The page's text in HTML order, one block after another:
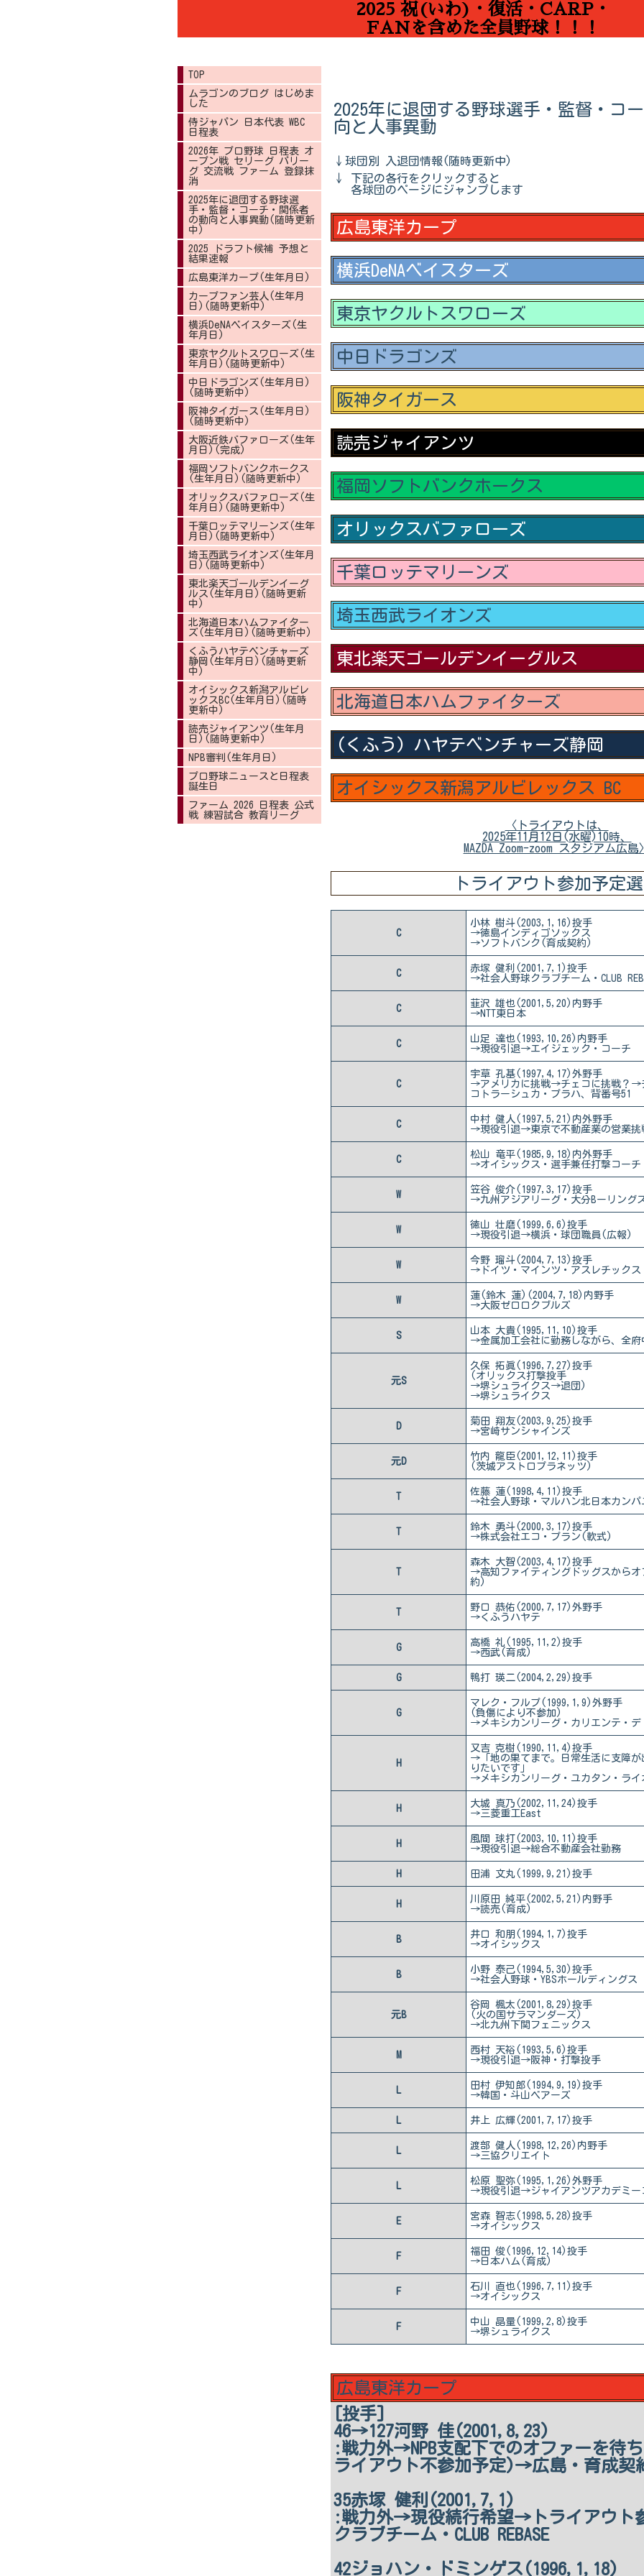
2025 祝(いわ)・復活・CARP・
FANを含めた全員野球！！！
2025年に退団する野球選手・監督・コ
向と人事異動
↓球団別 入退団情報(随時更新中)
↓ 下記の各行をクリックすると
各球団のページにジャンプします
広島東洋カープ
横浜DeNAベイスターズ
東京ヤクルトスワローズ
中日ドラゴンズ
阪神タイガース
読売ジャイアンツ
福岡ソフトバンクホークス
オリックスバファローズ
千葉ロッテマリーンズ
埼玉西武ライオンズ
東北楽天ゴールデンイーグルス
北海道日本ハムファイターズ
(くふう) ハヤテベンチャーズ静岡
オイシックス新潟アルビレックス BC
〈トライアウトは、
2025年11月12日(水曜)10時、
MAZDA Zoom-zoom スタジアム広島
トライアウト参加予定
C
小林 樹斗(2003,1,16)投手
→徳島インディゴソックス
→ソフトバンク(育成契約)
C
赤塚 健利(2001,7,1)投手
→社会人野球クラブチーム・CLUB
C
韮沢 雄也(2001,5,20)内野手
→NTT東日本
C
山足 達也(1993,10,26)内野手
→現役引退→エイジェック・コーチ
C
宇草 孔基(1997,4,17)外野手
→アメリカに挑戦→チェコに挑戦？→
コトラーシュカ・プラハ、背番号51
C
中村 健人(1997,5,21)内外野手
→現役引退→東京で不動産業の営業
C
松山 竜平(1985,9,18)内外野手
→オイシックス・選手兼任打撃コーチ
W
笠谷 俊介(1997,3,17)投手
→九州アジアリーグ・大分Bーリング
W
徳山 壮磨(1999,6,6)投手
→現役引退→横浜・球団職員(広報)
W
今野 瑠斗(2004,7,13)投手
→ドイツ・マインツ・アスレチックス
W
蓮(鈴木 蓮)(2004,7,18)内野手
→大阪ゼロロクブルズ
S
山本 大貴(1995,11,10)投手
→金属加工会社に勤務しながら、全府
元S
久保 拓眞(1996,7,27)投手
(オリックス打撃投手
→堺シュライクス→退団)
→堺シュライクス
D
菊田 翔友(2003,9,25)投手
→宮崎サンシャインズ
元D
竹内 龍臣(2001,12,11)投手
(茨城アストロプラネッツ)
T
佐藤 蓮(1998,4,11)投手
→社会人野球・マルハン北日本カン
T
鈴木 勇斗(2000,3,17)投手
→株式会社エコ・プラン(軟式)
T
森木 大智(2003,4,17)投手
→高知ファイティングドッグスから
約)
T
野口 恭佑(2000,7,17)外野手
→くふうハヤテ
G
高橋 礼(1995,11,2)投手
→西武(育成)
G 鴨打 瑛二(2004,2,29)投手
G
マレク・フルプ(1999,1,9)外野手
(負傷により不参加)
→メキシカンリーグ・カリエンテ・デ
H
又吉 克樹(1990,11,4)投手
→「地の果てまで。日常生活に支障
りたいです」
→メキシカンリーグ・ユカタン・ライ
H
大城 真乃(2002,11,24)投手
→三菱重工East
H
風間 球打(2003,10,11)投手
→現役引退→総合不動産会社勤務
H 田浦 文丸(1999,9,21)投手
H
川原田 純平(2002,5,21)内野手
→読売(育成)
B
井口 和朋(1994,1,7)投手
→オイシックス
B
小野 泰己(1994,5,30)投手
→社会人野球・YBSホールディングス
元B
谷岡 楓太(2001,8,29)投手
(火の国サラマンダーズ)
→北九州下関フェニックス
M
西村 天裕(1993,5,6)投手
→現役引退→阪神・打撃投手
L
田村 伊知郎(1994,9,19)投手
→韓国・斗山ベアーズ
L 井上 広輝(2001,7,17)投手
L
渡部 健人(1998,12,26)内野手
→三協クリエイト
L
松原 聖弥(1995,1,26)外野手
→現役引退→ジャイアンツアカデミー
E
宮森 智志(1998,5,28)投手
→オイシックス
F
福田 俊(1996,12,14)投手
→日本ハム(育成)
F
石川 直也(1996,7,11)投手
→オイシックス
F
中山 晶量(1999,2,8)投手
→堺シュライクス
広島東洋カープ
[投手]
46→127河野 佳(2001,8,23)
:戦力外→NPB支配下でのオファーを待
ライアウト不参加予定)→広島・育成契
35赤塚 健利(2001,7,1)
:戦力外→現役続行希望→トライアウト
クラブチーム・CLUB REBASE
42ジョハン・ドミンゲス(1996,1,18)
TOP
ムラゴンのブログ はじめま
した
侍ジャパン 日本代表 WBC
日程表
2026年 プロ野球 日程表 オ
ープン戦 セリーグ パリー
グ 交流戦 ファーム 登録抹
消
2025年に退団する野球選
手・監督・コーチ・関係者
の動向と人事異動(随時更新
中)
2025 ドラフト候補 予想と
結果速報
広島東洋カープ(生年月日)
カープファン芸人(生年月
日)(随時更新中)
横浜DeNAベイスターズ(生
年月日)
東京ヤクルトスワローズ(生
年月日)(随時更新中)
中日ドラゴンズ(生年月日)
(随時更新中)
阪神タイガース(生年月日)
(随時更新中)
大阪近鉄バファローズ(生年
月日)(完成)
福岡ソフトバンクホークス
(生年月日)(随時更新中)
オリックスバファローズ(生
年月日)(随時更新中)
千葉ロッテマリーンズ(生年
月日)(随時更新中)
埼玉西武ライオンズ(生年月
日)(随時更新中)
東北楽天ゴールデンイーグ
ルス(生年月日)(随時更新
中)
北海道日本ハムファイター
ズ(生年月日)(随時更新中)
くふうハヤテベンチャーズ
静岡(生年月日)(随時更新
中)
オイシックス新潟アルビレ
ックスBC(生年月日)(随時
更新中)
読売ジャイアンツ(生年月
日)(随時更新中)
NPB審判(生年月日)
プロ野球ニュースと日程表
誕生日
ファーム 2026 日程表 公式
戦 練習試合 教育リーグ